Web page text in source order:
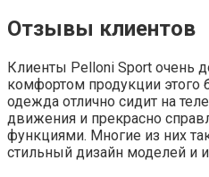
Отзывы клиентов
Клиенты Pelloni Sport очень
комфортом продукции этого
одежда отлично сидит на
движения и прекрасно
функциями. Многие из них
стильный дизайн моделей и